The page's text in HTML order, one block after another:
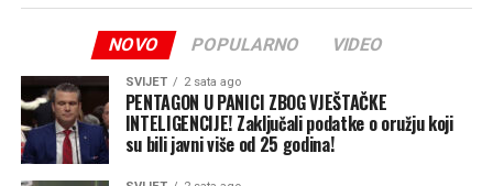
za CAPITAL.
Pošto ni do sutradan nisam dobio upute, nastavlja on,
nije održana ni ponovljena Skupština.
„A zašto nisam dobio upute i preporuke kako da glasam,
to morate pitati resornog ministra Neda Puhovca“, kaže
NOVO POPULARNO VIDEO
SVIJET 2 sata ago
PENTAGON U PANICI ZBOG VJEŠTAČKE
INTELIGENCIJE! Zaključali podatke o oružju koji
su bili javni više od 25 godina!